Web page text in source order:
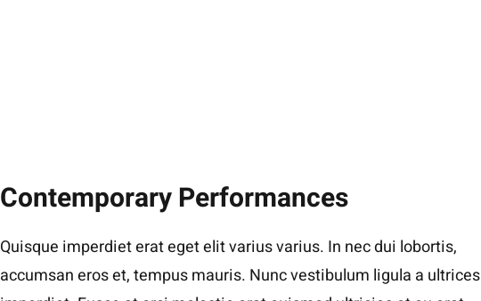
Contemporary Performances
Quisque imperdiet erat eget elit varius varius. In nec dui lobortis,
accumsan eros et, tempus mauris. Nunc vestibulum ligula a ultrices